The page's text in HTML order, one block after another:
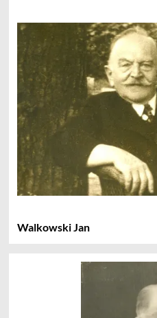
Walkowski Jan